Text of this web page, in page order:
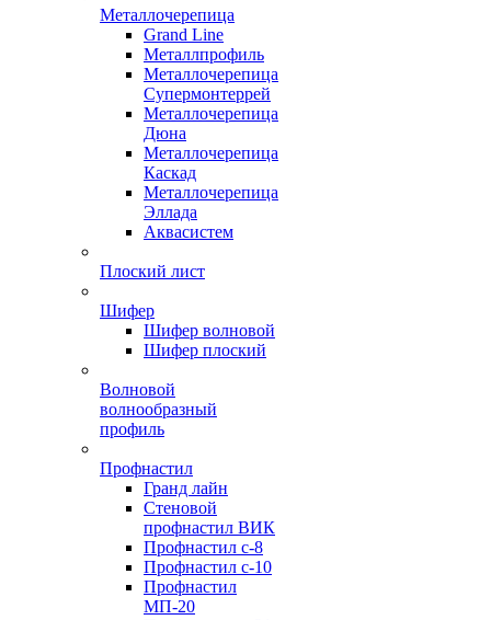
Металлочерепица
Grand Line
Металлпрофиль
Металлочерепица
Супермонтеррей
Металлочерепица
Дюна
Металлочерепица
Каскад
Металлочерепица
Эллада
Аквасистем
Плоский лист
Шифер
Шифер волновой
Шифер плоский
Волновой
волнообразный
профиль
Профнастил
Гранд лайн
Стеновой
профнастил ВИК
Профнастил с-8
Профнастил с-10
Профнастил
МП-20